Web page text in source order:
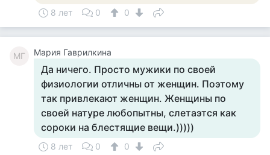
8 лет 0 0
МГ Мария Гаврилкина
Да ничего. Просто мужики по своей
физиологии отличны от женщин. Поэтому
так привлекают женщин. Женщины по
своей натуре любопытны, слетаэтся как
сороки на блестящие вещи.)))))
8 лет 0 0